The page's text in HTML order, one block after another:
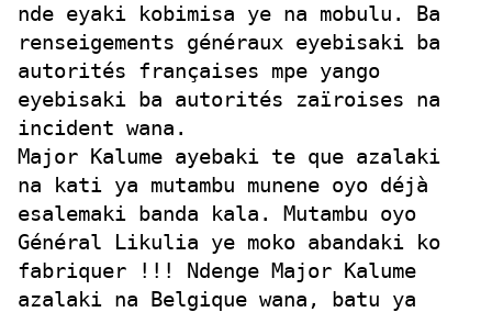
nde eyaki kobimisa ye na mobulu. Ba
renseigements généraux eyebisaki ba
autorités françaises mpe yango
eyebisaki ba autorités zaïroises na
incident wana.
Major Kalume ayebaki te que azalaki
na kati ya mutambu munene oyo déjà
esalemaki banda kala. Mutambu oyo
Général Likulia ye moko abandaki ko
fabriquer !!! Ndenge Major Kalume
azalaki na Belgique wana, batu ya